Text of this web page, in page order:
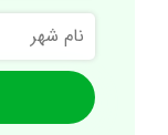
نام
شهر